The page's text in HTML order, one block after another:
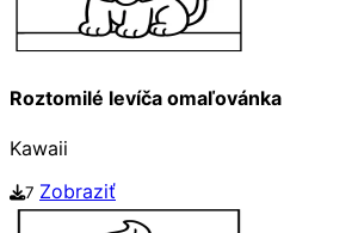
Roztomilé levíča omaľovánka
Kawaii
7 Zobraziť